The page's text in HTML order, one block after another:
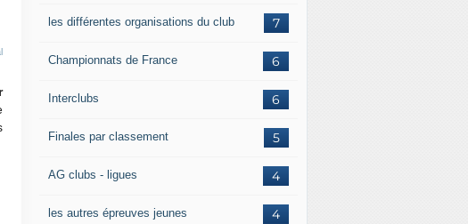
7
les différentes organisations du club
6
Championnats de France
6
Interclubs
5
Finales par classement
4
AG clubs - ligues
4
les autres épreuves jeunes